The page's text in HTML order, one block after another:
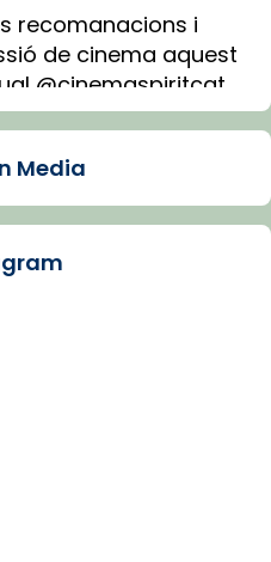
recomanacions i
de cinema aquest
@cinemaspiritcat
IA (OpenAI)
Media